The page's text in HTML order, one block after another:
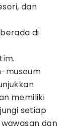
dan
di
museum
memiliki
setiap
dan